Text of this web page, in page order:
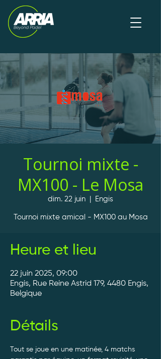
Tournoi mixte -
MX100 - Le Mosa
dim. 22 juin Engis
Tournoi mixte amical - MX100 au Mosa
Heure et lieu
22 juin 2025, 09:00
Engis, Rue Reine Astrid 179, 4480 Engis,
Belgique
Détails
Tout se joue en une matinée, 4 matchs